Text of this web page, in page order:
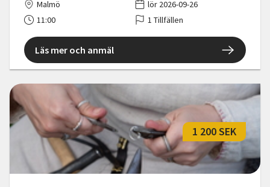
Malmö
lör 2026-09-26
11:00
1 Tillfällen
Läs mer och anmäl
1 200 SEK